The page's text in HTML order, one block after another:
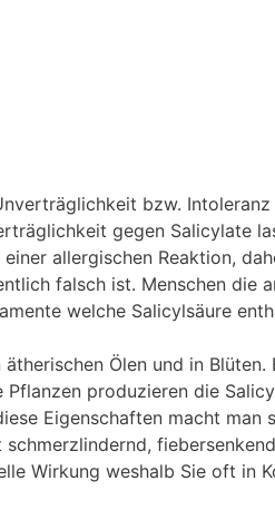
bzw.
gegen Salicylate
allergischen Reaktion,
falsch ist. Menschen die
welche Salicylsäure
Ölen und in
Pflanzen produzieren die
Eigenschaften macht man
Wirkung weshalb Sie oft in